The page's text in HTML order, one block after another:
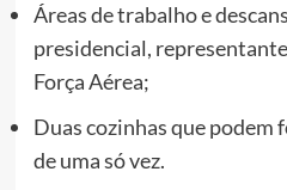
Áreas de trabalho e
presidencial,
Força Aérea;
Duas cozinhas que podem
de uma só vez.